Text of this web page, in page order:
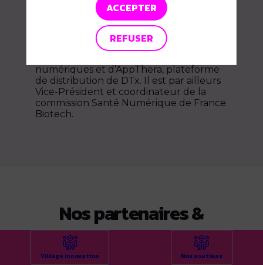
Stéphane a fondé 4 entreprises en 15 ans
dans le conseil digital, le saas, les
marketplaces et la santé numérique. Il
est co-fondateur d'Agora Health, startup
numériques et d’AppThera, plateforme
de distribution de DTx. Il est par ailleurs
Vice-Président et coordinateur de la
commission Santé Numérique de France
Nos partenaires &
sponsors
Ils soutiennent et contribuent à la
Village innovation Nos soutiens
ACCEPTER
REFUSER